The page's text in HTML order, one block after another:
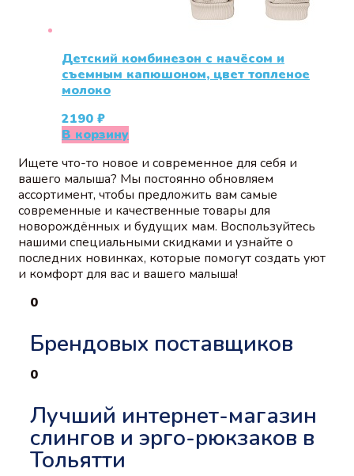
Детский комбинезон с начёсом и
съемным капюшоном, цвет топленое
молоко
2190 ₽
В корзину
Ищете что-то новое и современное для себя и
вашего малыша? Мы постоянно обновляем
ассортимент, чтобы предложить вам самые
современные и качественные товары для
новорождённых и будущих мам. Воспользуйтесь
нашими специальными скидками и узнайте о
последних новинках, которые помогут создать уют
и комфорт для вас и вашего малыша!
0
Брендовых поставщиков
0
Лучший интернет-магазин
слингов и эрго-рюкзаков в
Тольятти